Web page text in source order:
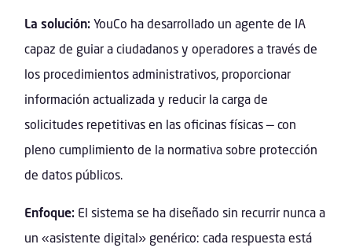
La solución: YouCo ha desarrollado un agente de IA
capaz de guiar a ciudadanos y operadores a través de
los procedimientos administrativos, proporcionar
información actualizada y reducir la carga de
solicitudes repetitivas en las oficinas físicas — con
pleno cumplimiento de la normativa sobre protección
de datos públicos.
Enfoque: El sistema se ha diseñado sin recurrir nunca a
un «asistente digital» genérico: cada respuesta está